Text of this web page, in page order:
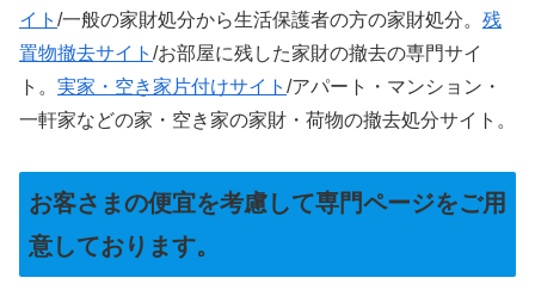
イト /一般の家財処分から生活保護者の方の家財処分。 残
置物撤去サイト /お部屋に残した家財の撤去の専門サイ
ト。 実家・空き家片付けサイト /アパート・マンション・
一軒家などの家・空き家の家財・荷物の撤去処分サイト。
お客さまの便宜を考慮して専門ページをご用
意しております。